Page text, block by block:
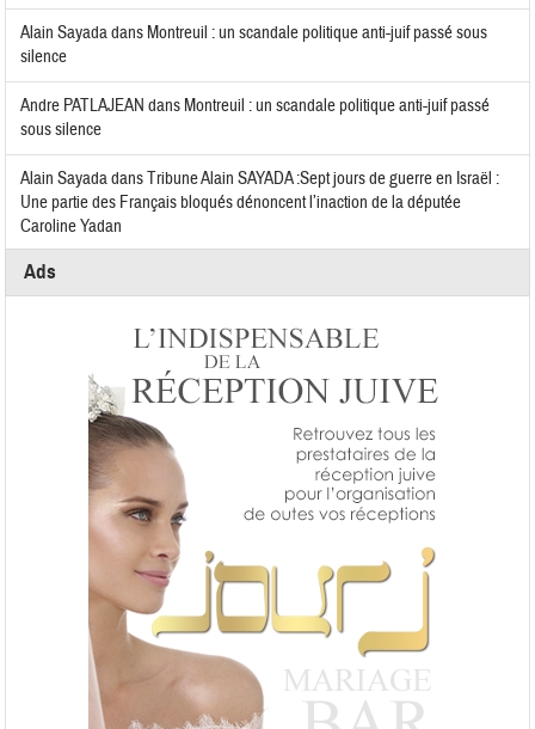
Alain Sayadadans Montreuil : un scandale politique anti-juif passé sous
silence
Andre PATLAJEAN dans Montreuil : un scandale politique anti-juif passé
sous silence
Alain SayadadansTribune Alain SAYADA :Sept jours de guerre en Israël :
Une partie des Français bloqués dénoncent l’inaction de la députée
Caroline Yadan
Ads